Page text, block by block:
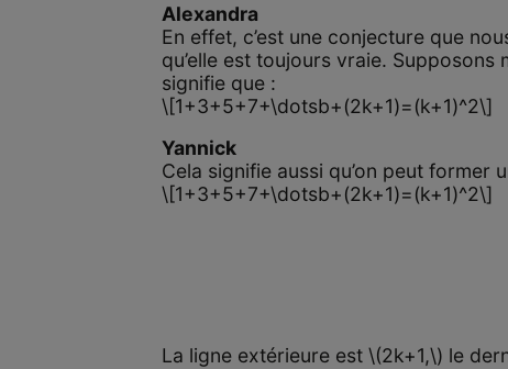
Alexandra
En effet, c’est une conjecture que
qu’elle est toujours vraie.
signifie que :
\[1+3+5+7+\dotsb+(2k+1)=(k+1)^2\]
Yannick
Cela signifie aussi qu’on peut
\[1+3+5+7+\dotsb+(2k+1)=(k+1)^2\]
La ligne extérieure est \(2k+1,\) le